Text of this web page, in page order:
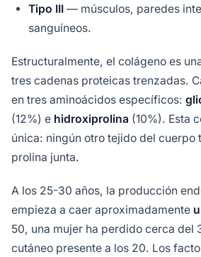
Tipo III — músculos, paredes
sanguíneos.
Estructuralmente, el colágeno es
tres cadenas proteicas trenzadas.
en tres aminoácidos específicos:
(12%) e hidroxiprolina (10%). Esta
única: ningún otro tejido del cuerpo
prolina junta.
A los 25-30 años, la producción
empieza a caer aproximadamente
50, una mujer ha perdido cerca del
cutáneo presente a los 20. Los